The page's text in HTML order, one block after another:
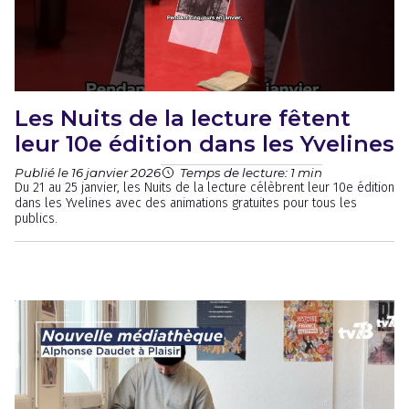
Les Nuits de la lecture fêtent
leur 10e édition dans les Yvelines
Publié le 16 janvier 2026 Temps de lecture: 1 min
Du 21 au 25 janvier, les Nuits de la lecture célèbrent leur 10e édition
dans les Yvelines avec des animations gratuites pour tous les
publics.